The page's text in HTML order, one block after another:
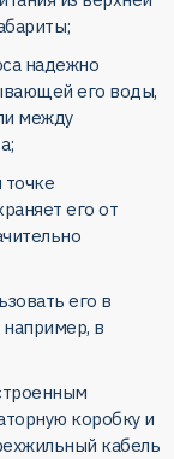
надежно
его воды,
между
точке
его от
его в
в
коробку и
кабель